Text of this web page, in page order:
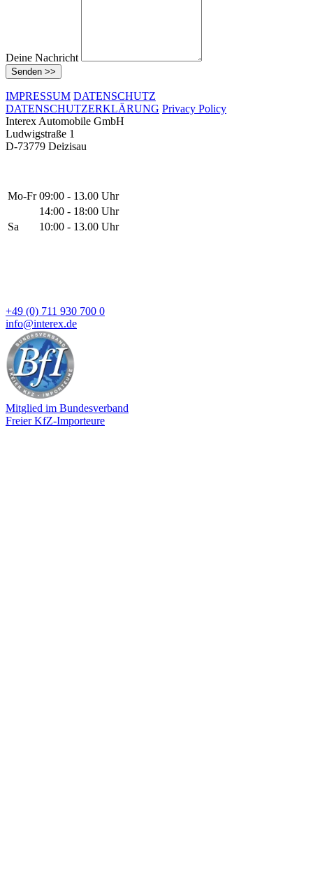
Deine Nachricht
Senden >>
IMPRESSUM DATENSCHUTZ
DATENSCHUTZERKLÄRUNG Privacy Policy
Interex Automobile GmbH
Ludwigstraße 1
D-73779 Deizisau
Mo-Fr 09:00 - 13.00 Uhr
14:00 - 18:00 Uhr
Sa
10:00 - 13.00 Uhr
+49 (0) 711 930 700 0
info@interex.de
Mitglied im Bundesverband
Freier KfZ-Importeure